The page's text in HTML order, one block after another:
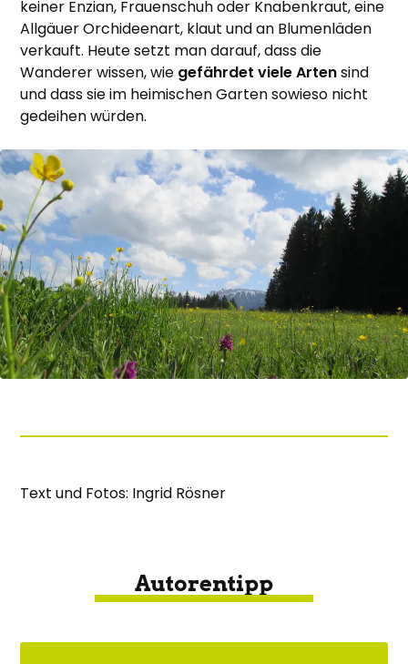
keiner Enzian, Frauenschuh oder Knabenkraut, eine
Allgäuer Orchideenart, klaut und an Blumenläden
verkauft. Heute setzt man darauf, dass die
Wanderer wissen, wie gefährdet viele Artensind
und dass sie im heimischen Garten sowieso nicht
gedeihen würden.
Text und Fotos: Ingrid Rösner
Autorentipp